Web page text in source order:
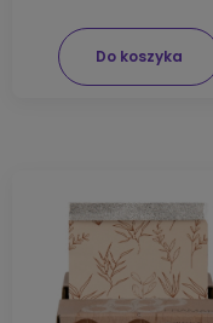
Do koszyka